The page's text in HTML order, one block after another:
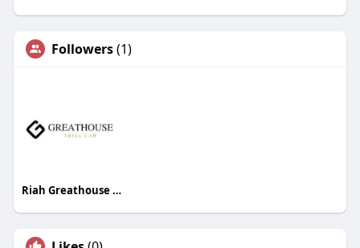
Followers(1)
Riah Greathouse Esq